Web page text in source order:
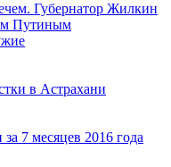
Губернатор Жилкин
Путиным
в Астрахани
7 месяцев 2016 года